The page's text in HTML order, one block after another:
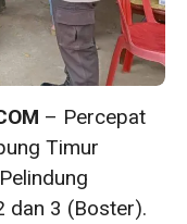
– Percepat
Timur
dan 3 (Boster).